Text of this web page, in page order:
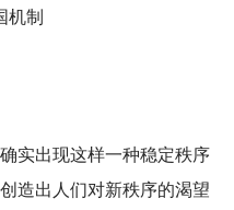
机制
实出现这样一种稳定秩序
造出人们对新秩序的渴望